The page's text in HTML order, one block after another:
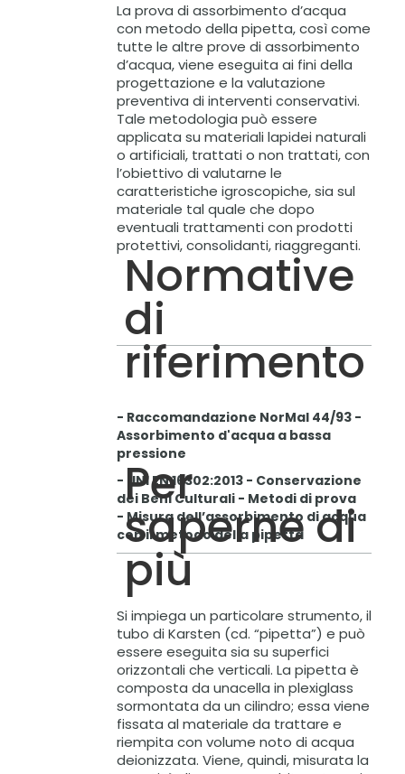
La prova di assorbimento d’acqua
con metodo della pipetta, così come
tutte le altre prove di assorbimento
d’acqua, viene eseguita ai fini della
progettazione e la valutazione
preventiva di interventi conservativi.
Tale metodologia può essere
applicata su materiali lapidei naturali
o artificiali, trattati o non trattati, con
l’obiettivo di valutarne le
caratteristiche igroscopiche, sia sul
materiale tal quale che dopo
eventuali trattamenti con prodotti
protettivi, consolidanti, riaggreganti.
Normative
di
riferimento
- Raccomandazione NorMal 44/93 -
Assorbimento d'acqua a bassa
pressione
- UNI EN 16302:2013 - Conservazione
dei Beni Culturali - Metodi di prova
- Misura dell’assorbimento di acqua
con il metodo della pipetta
Per
saperne di
più
Si impiega un particolare strumento, il
tubo di Karsten (cd. “pipetta”) e può
essere eseguita sia su superfici
orizzontali che verticali. La pipetta è
composta da unacella in plexiglass
sormontata da un cilindro; essa viene
fissata al materiale da trattare e
riempita con volume noto di acqua
deionizzata. Viene, quindi, misurata la